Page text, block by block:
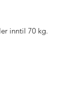
inntil 70 kg.